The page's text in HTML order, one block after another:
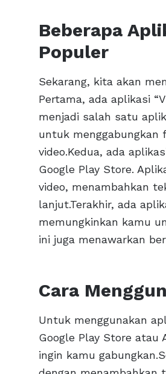
Beberapa
Populer
Sekarang, kita akan
Pertama, ada aplikasi
menjadi salah satu
untuk menggabungkan
video.Kedua, ada
Google Play Store.
video, menambahkan
lanjut.Terakhir, ada
memungkinkan kamu
ini juga menawarkan
Cara
Untuk menggunakan
Google Play Store
ingin kamu